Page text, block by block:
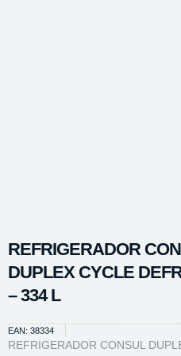
REFRIGERADOR
DUPLEX CYCLE
– 334 L
EAN: 38334
REFRIGERADOR CONSUL